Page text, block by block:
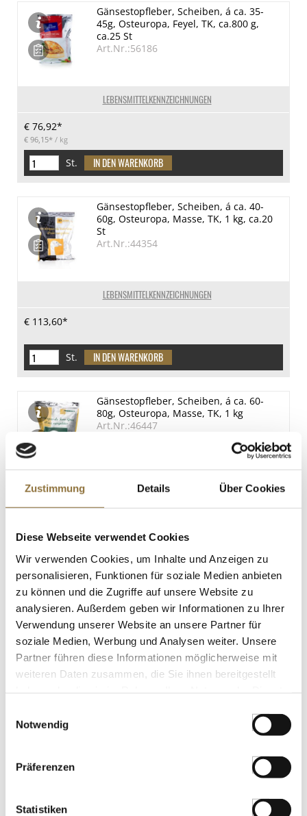
Zustimmung Details Über Cookies
Diese Webseite verwendet Cookies
Wir verwenden Cookies, um Inhalte und Anzeigen zu
personalisieren, Funktionen für soziale Medien anbieten
zu können und die Zugriffe auf unsere Website zu
analysieren. Außerdem geben wir Informationen zu Ihrer
Verwendung unserer Website an unsere Partner für
soziale Medien, Werbung und Analysen weiter. Unsere
Partner führen diese Informationen möglicherweise mit
weiteren Daten zusammen, die Sie ihnen bereitgestellt
Notwendig
Präferenzen
Statistiken
LEBENSMITTELKENNZEICHNUNGEN
Gänsestopfleber, Scheiben, á ca. 35-
45g, Osteuropa, Feyel, TK, ca.800 g,
ca.25 St
Art.Nr.:56186
€ 76,92*
€ 96,15* / kg
St.
LEBENSMITTELKENNZEICHNUNGEN
Gänsestopfleber, Scheiben, á ca. 40-
60g, Osteuropa, Masse, TK, 1 kg, ca.20
St
Art.Nr.:44354
€ 113,60*
St.
LEBENSMITTELKENNZEICHNUNGEN
Gänsestopfleber, Scheiben, á ca. 60-
80g, Osteuropa, Masse, TK, 1 kg
Art.Nr.:46447
Entenstopfleberscheiben "Grand Chef",
Frankreich, 60-80g Scheiben, Rougie,
TK, ca.1.000 g
Art.Nr.:54146
€ 112,60*/ kg